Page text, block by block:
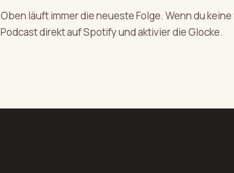
Oben läuft immer die neueste Folge. Wenn du
Podcast direkt auf Spotify und aktivier die Glocke.